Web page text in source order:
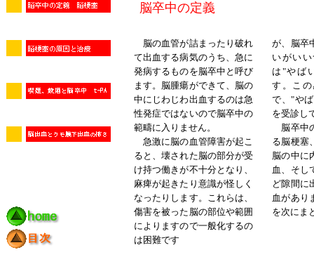
脳卒中の定義
脳の血管が詰まったり破れ
て出血する病気のうち、急に
発病するものを脳卒中と呼び
ます。脳腫瘍ができて、脳の
中にじわじわ出血するのは急
性発症ではないので脳卒中の
範疇に入りません。
急激に脳の血管障害が起こ
ると、壊された脳の部分が受
け持つ働きが不十分となり、
麻痺が起きたり意識が怪しく
なったりします。これらは、
傷害を被った脳の部位や範囲
によりますので一般化するの
は困難です
が、脳卒
いがい
は"やば
す。こ
で、"や
を受診し
脳卒中
る脳梗塞
脳の中に
血、そし
ど隙間に
血があり
を次にま